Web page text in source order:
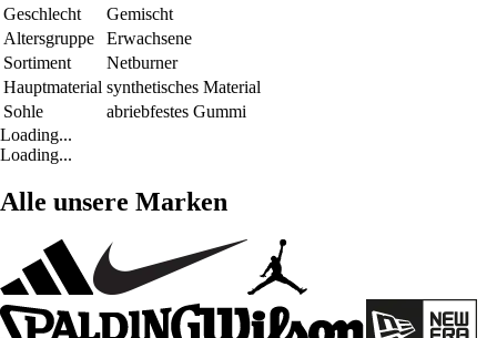
Geschlecht
Gemischt
Altersgruppe
Erwachsene
Sortiment
Netburner
Hauptmaterial synthetisches Material
Sohle
abriebfestes Gummi
Loading...
Loading...
Alle unsere Marken